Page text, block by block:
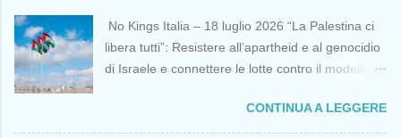
del Duecento. Dal XIII al XV secolo Venezia
continuò ad avere un ruolo fondamentale nei
rapporti tra l’Europa e l’Oriente, ruolo che si
No Kings Italia – 18 luglio 2026 “La Palestina ci
libera tutti”: Resistere all’apartheid e al genocidio
di Israele e connettere le lotte contro il modello
Bandiere palestinesi presso il Mausoleo di Yasser
Arafat alla Muqata'a La “totale impunità ” di
CONTINUA A LEGGERE